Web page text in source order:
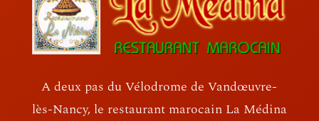
A deux pas du Vélodrome de Vandœuvre-
lès-Nancy, le restaurant marocain La Médina